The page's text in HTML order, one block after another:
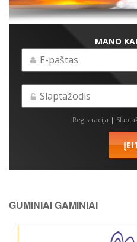
MANO
Registracija |
GUMINIAI GAMINIAI